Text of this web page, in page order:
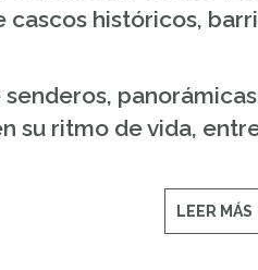
históricos,
su ritmo de vida,
LEER MÁS